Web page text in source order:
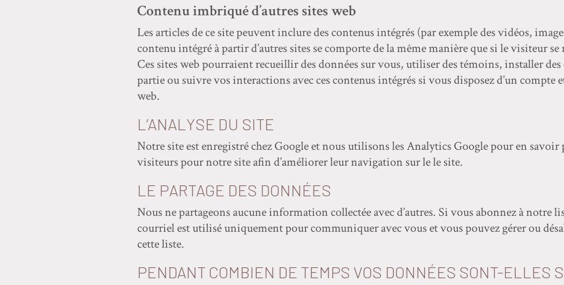
Contenu imbriqué d’autres sites web
Les articles de ce site peuvent inclure des contenus intégrés (par exemple des vidéos,
contenu intégré à partir d’autres sites se comporte de la même manière que si le visiteur
Ces sites web pourraient recueillir des données sur vous, utiliser des témoins, installer
partie ou suivre vos interactions avec ces contenus intégrés si vous disposez d’un compte
web.
L’ANALYSE DU SITE
Notre site est enregistré chez Google et nous utilisons les Analytics Google pour en savoir
visiteurs pour notre site afin d’améliorer leur navigation sur le le site.
LE PARTAGE DES DONNÉES
Nous ne partageons aucune information collectée avec d’autres. Si vous abonnez à notre
courriel est utilisé uniquement pour communiquer avec vous et vous pouvez gérer ou
cette liste.
PENDANT COMBIEN DE TEMPS VOS DONNÉES SONT-ELLES